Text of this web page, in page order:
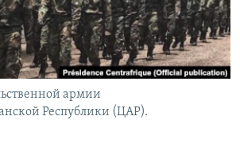
армии
Республики (ЦАР).